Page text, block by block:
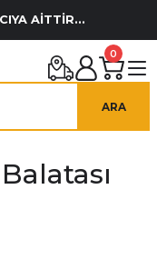
AİTTİR...
ARA
0